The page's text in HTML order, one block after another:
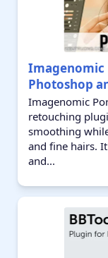
Photoshop
Imagenomic
retouching
smoothing
and fine hairs.
and...